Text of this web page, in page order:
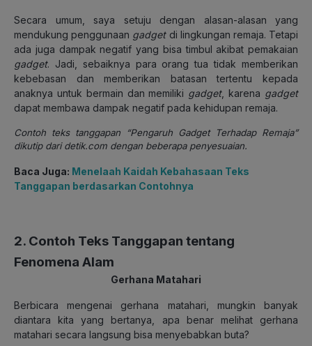
Secara umum, saya setuju dengan alasan-alasan yang
mendukung penggunaan gadget di lingkungan remaja. Tetapi
ada juga dampak negatif yang bisa timbul akibat pemakaian
gadget. Jadi, sebaiknya para orang tua tidak memberikan
kebebasan dan memberikan batasan tertentu kepada
anaknya untuk bermain dan memiliki gadget, karena gadget
dapat membawa dampak negatif pada kehidupan remaja.
Contoh teks tanggapan “Pengaruh Gadget Terhadap Remaja”
dikutip dari detik.com dengan beberapa penyesuaian.
Baca Juga: Menelaah Kaidah Kebahasaan Teks
Tanggapan berdasarkan Contohnya
2. Contoh Teks Tanggapan tentang
Fenomena Alam
Gerhana Matahari
Berbicara mengenai gerhana matahari, mungkin banyak
diantara kita yang bertanya, apa benar melihat gerhana
matahari secara langsung bisa menyebabkan buta?